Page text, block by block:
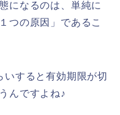
になるのは、単純に
つの原因」であるこ
すると有効期限が切
んですよね♪